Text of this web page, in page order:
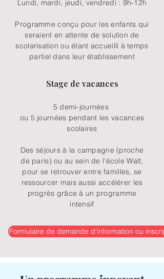
Lundi, mardi, jeudi, vendredi : 9h-12h
Programme conçu pour les enfants qui
seraient en attente de solution de
scolarisation ou étant accueilli à temps
partiel dans leur établissement
Stage de vacances
5 demi-journées
ou 5 journées pendant les vacances
scolaires
Des séjours à la campagne (proche
de paris) ou au sein de l'école Walt,
pour se retrouver entre familles, se
ressourcer mais aussi accélérer les
progrès grâce à un programme
intensif
Formulaire de demande d'information ou